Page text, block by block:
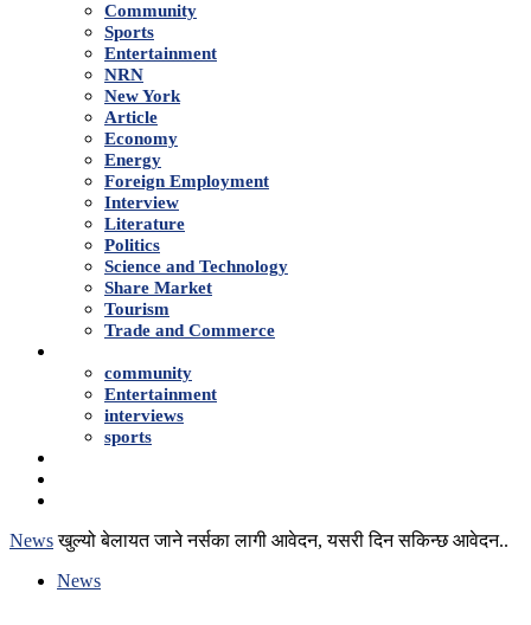
Community
Sports
Entertainment
NRN
New York
Article
Economy
Energy
Foreign Employment
Interview
Literature
Politics
Science and Technology
Share Market
Tourism
Trade and Commerce
community
Entertainment
interviews
sports
News खुल्यो बेलायत जाने नर्सका लागी आवेदन, यसरी दिन सकिन्छ आवेदन..
News